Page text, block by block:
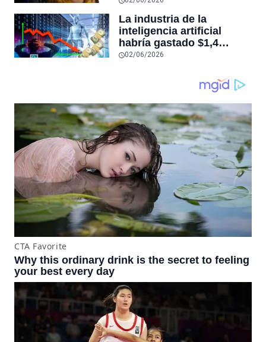
La industria de la
inteligencia artificial
habría gastado $1,4
billones de dólares y aún
economía de este auge
02/06/2026